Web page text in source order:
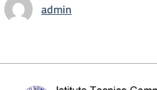
admin